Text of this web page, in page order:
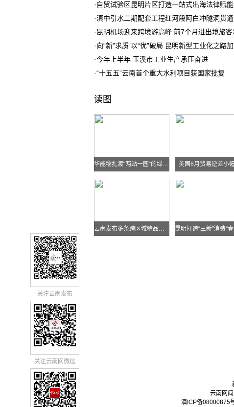
· 自贸试验区昆明片区打造一站式出海法律赋
·滇中引水二期配套工程红河段阿白冲隧洞贯通
· 昆明机场迎来跨境游高峰 前7个月进出境旅
·向“新”求质 以“优”破局 昆明新型工业化之路
·今年上半年 玉溪市工业生产承压奋进
·“十五五”云南首个重大水利项目获国家批复
读图
华能糯扎渡“两站一园”的绿色实践 美国6月贸易逆差小
云南发布多条跨区域精品自驾线路
关注云南发布
关注云南网微信
云南网
滇ICP备08000875